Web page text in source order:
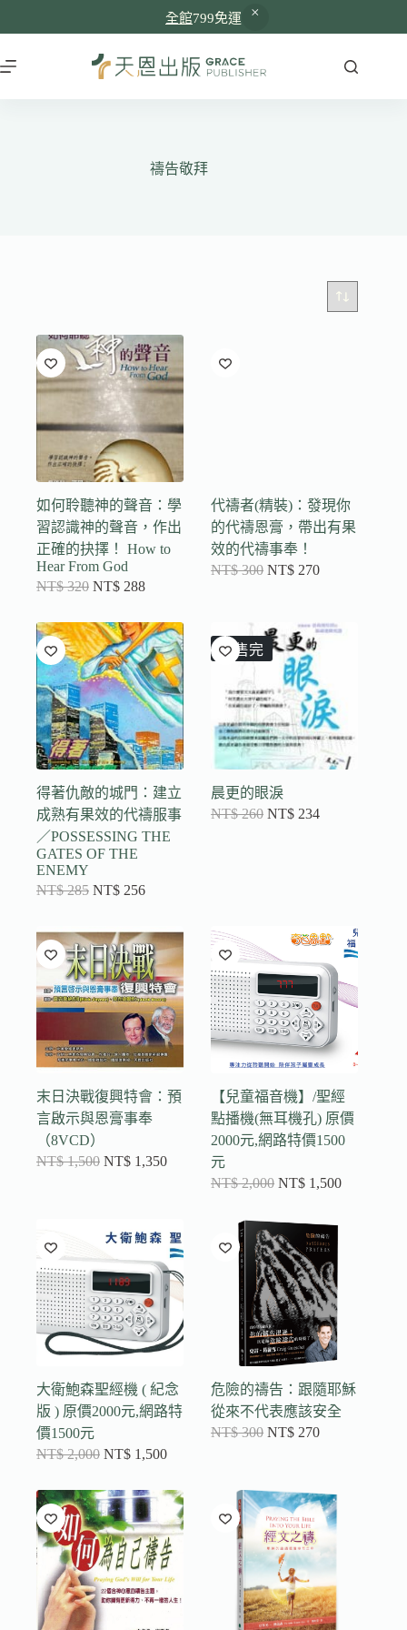
全館799免運
至
禱告敬拜
如何聆聽神的聲音：學
習認識神的聲音，作出
正確的抉擇！ How to
Hear From God
NT$320 NT$ 288
代禱者(精裝)：發現你
的代禱恩膏，帶出有果
效的代禱事奉！
NT$300 NT$ 270
得著仇敵的城門：建立
成熟有果效的代禱服事
／POSSESSING THE
GATES OF THE
ENEMY
NT$285 NT$ 256
已售完
晨更的眼淚
NT$260 NT$ 234
末日決戰復興特會：預
言啟示與恩膏事奉
（8VCD）
NT$1,500 NT$ 1,350
【兒童福音機】/聖經
點播機(無耳機孔) 原價
2000元,網路特價1500
元
NT$2,000 NT$ 1,500
大衛鮑森聖經機 ( 紀念
版 ) 原價2000元,網路特
價1500元
NT$2,000 NT$ 1,500
危險的禱告：跟隨耶穌
從來不代表應該安全
NT$300 NT$ 270